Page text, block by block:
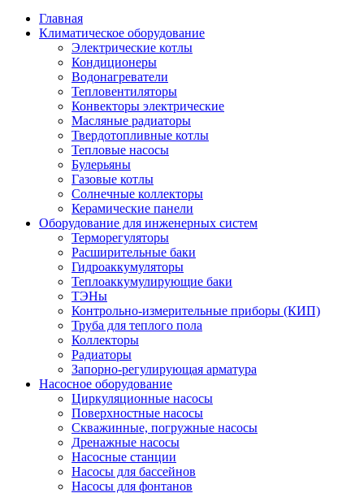
Главная
Климатическое оборудование
Электрические котлы
Кондиционеры
Водонагреватели
Тепловентиляторы
Конвекторы электрические
Масляные радиаторы
Твердотопливные котлы
Тепловые насосы
Булерьяны
Газовые котлы
Солнечные коллекторы
Керамические панели
Оборудование для инженерных систем
Терморегуляторы
Расширительные баки
Гидроаккумуляторы
Теплоаккумулирующие баки
ТЭНы
Контрольно-измерительные приборы (КИП)
Труба для теплого пола
Коллекторы
Радиаторы
Запорно-регулирующая арматура
Насосное оборудование
Циркуляционные насосы
Поверхностные насосы
Скважинные, погружные насосы
Дренажные насосы
Насосные станции
Насосы для бассейнов
Насосы для фонтанов